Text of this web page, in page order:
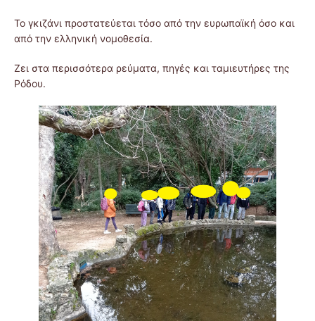
Το γκιζάνι προστατεύεται τόσο από την ευρωπαϊκή όσο και
από την ελληνική νομοθεσία.
Ζει στα περισσότερα ρεύματα, πηγές και ταμιευτήρες της
Ρόδου.